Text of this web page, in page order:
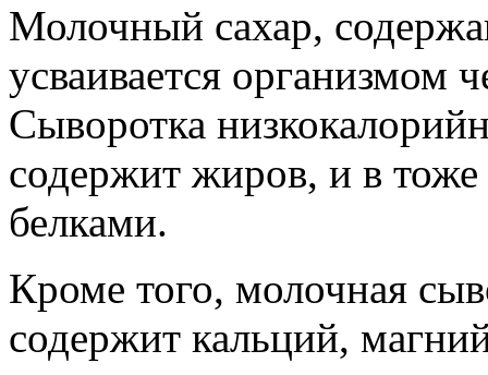
Молочный сахар,
усваивается организмом
Сыворотка
содержит жиров, и в
белками.
Кроме того, молочная
содержит кальций,